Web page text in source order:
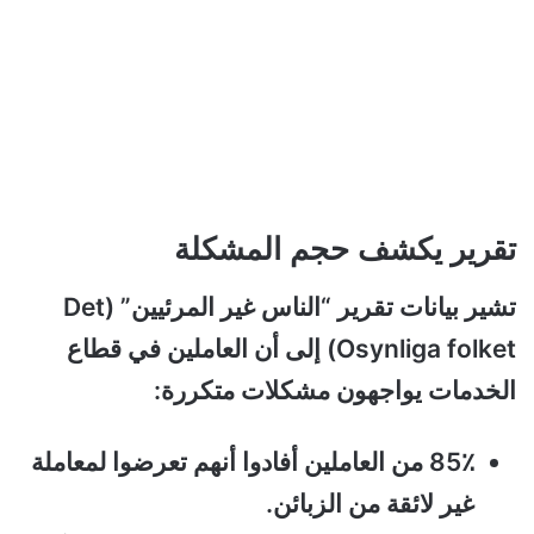
تقرير يكشف حجم المشكلة
تشير بيانات تقرير “الناس غير المرئيين” (Det
Osynliga folket) إلى أن العاملين في قطاع
الخدمات يواجهون مشكلات متكررة:
85٪ من العاملين أفادوا أنهم تعرضوا لمعاملة
غير لائقة من الزبائن.